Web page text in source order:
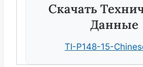
Скачать
Данные
TI-P148-15-